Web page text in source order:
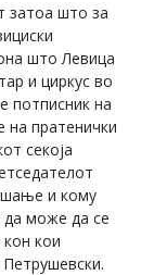
затоа што за
што Левица
и циркус во
потписник на
на пратенички
секоја
и кому
може да се
кои